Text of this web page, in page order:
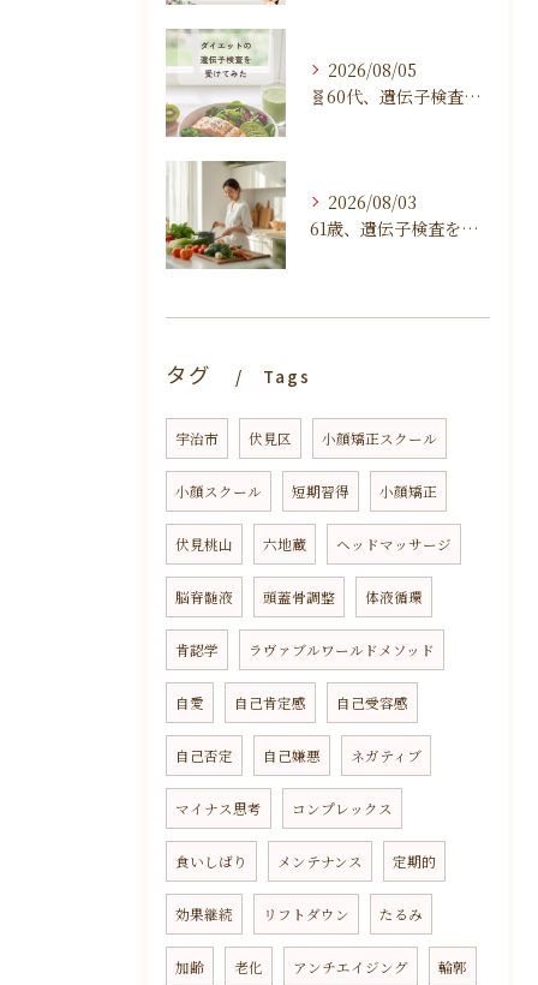
2026/08/05
🧬60代、遺伝子検査を受けてみました🧬
2026/08/03
61歳、遺伝子検査を受けてみました。体の声って大切だと改めて思ったこと。
タグ Tags
宇治市 伏見区 小顔矯正スクール
小顔スクール 短期習得 小顔矯正
伏見桃山 六地蔵 ヘッドマッサージ
脳脊髄液 頭蓋骨調整 体液循環
肯認学 ラヴァブルワールドメソッド
自愛 自己肯定感 自己受容感
自己否定 自己嫌悪 ネガティブ
マイナス思考 コンプレックス
食いしばり メンテナンス 定期的
効果継続 リフトダウン たるみ
加齢 老化 アンチエイジング 輪郭